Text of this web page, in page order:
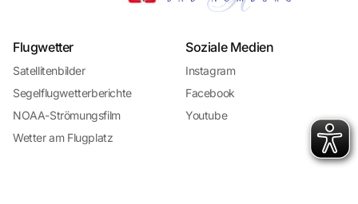
Flugwetter
Satellitenbilder
Segelflugwetterberichte
NOAA-Strömungsfilm
Wetter am Flugplatz
Soziale Medien
Instagram
Facebook
Youtube